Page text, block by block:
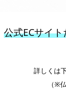
公式ECサイ
詳しくは
（※